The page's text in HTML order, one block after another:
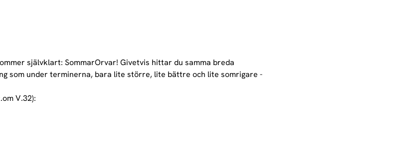
självklart: SommarOrvar! Givetvis hittar du samma breda
som under terminerna, bara lite större, lite bättre och lite somrigare -
V.32):